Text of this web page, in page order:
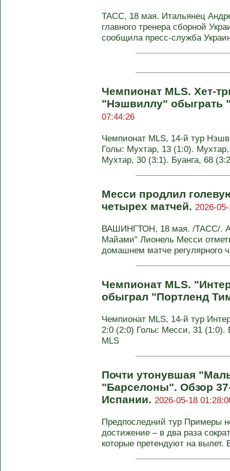
ТАСС, 18 мая. Итальянец
главного тренера сборной
сообщила пресс-служба
Чемпионат MLS. Хет-
"Нэшвиллу" обыграть
07:44:26
Чемпионат MLS, 14-й тур
Голы: Мухтар, 13 (1:0).
Мухтар, 30 (3:1). Буанга, 68
Месси продлил
четырех матчей. 2026-
ВАШИНГТОН, 18 мая. /ТАСС/.
Майами" Лионель Месси
домашнем матче регулярного
Чемпионат MLS.
обыграл "Портленд
Чемпионат MLS, 14-й тур
2:0 (2:0) Голы: Месси, 31 (1:0).
MLS
Почти утонувшая
"Барселоны". Обзор
Испании. 2026-05-18
Предпоследний тур Примеры
достижение – в два раза
которые претендуют на вылет.